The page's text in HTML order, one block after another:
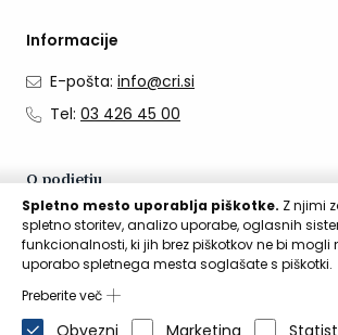
Informacije
E-pošta: info@cri.si
Tel: 03 426 45 00
O podjetju
O nas
Kontakti
Aktualno
Spletno mesto uporablja piškotke. Z njimi
spletno storitev, analizo uporabe, oglasnih
funkcionalnosti, ki jih brez piškotkov ne bi
uporabo spletnega mesta soglašate s piškotki.
Preberite več
Obvezni Marketing